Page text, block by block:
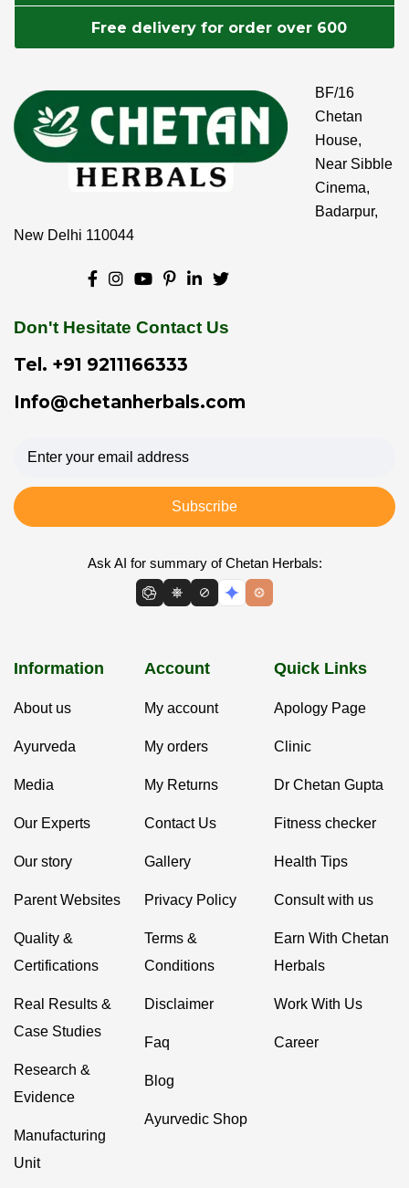
Free delivery for order over 600
BF/16
Chetan
House,
Near Sibble
Cinema,
Badarpur,
New Delhi 110044
Don't Hesitate Contact Us
Tel. +91 9211166333
Info@chetanherbals.com
Subscribe
Ask AI for summary of Chetan Herbals:
Information
About us
Ayurveda
Media
Our Experts
Our story
Parent Websites
Quality &
Certifications
Real Results &
Case Studies
Research &
Evidence
Manufacturing
Unit
Account
My account
My orders
My Returns
Contact Us
Gallery
Privacy Policy
Terms &
Conditions
Disclaimer
Faq
Blog
Ayurvedic Shop
Quick Links
Apology Page
Clinic
Dr Chetan Gupta
Fitness checker
Health Tips
Consult with us
Earn With Chetan
Herbals
Work With Us
Career